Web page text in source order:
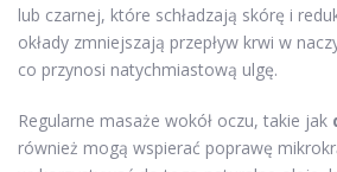
lub czarnej, które schładzają skórę i
okłady zmniejszają przepływ krwi w
co przynosi natychmiastową ulgę.
Regularne masaże wokół oczu, takie jak
również mogą wspierać poprawę